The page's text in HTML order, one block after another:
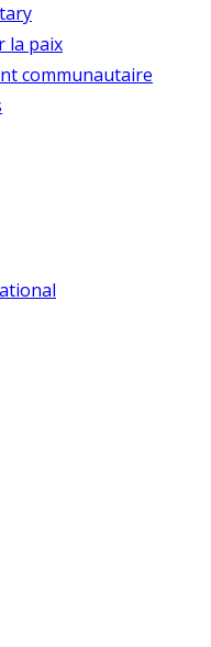
la paix
communautaire